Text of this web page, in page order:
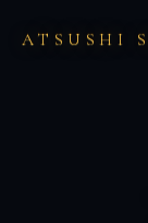
ATSUSHI